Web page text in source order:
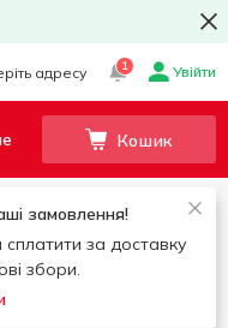
адресу 1 Увійти
Кошик
замовлення!
за доставку
збори.